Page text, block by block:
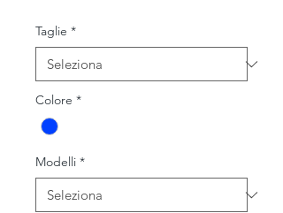
Taglie *
Colore *
Modelli *